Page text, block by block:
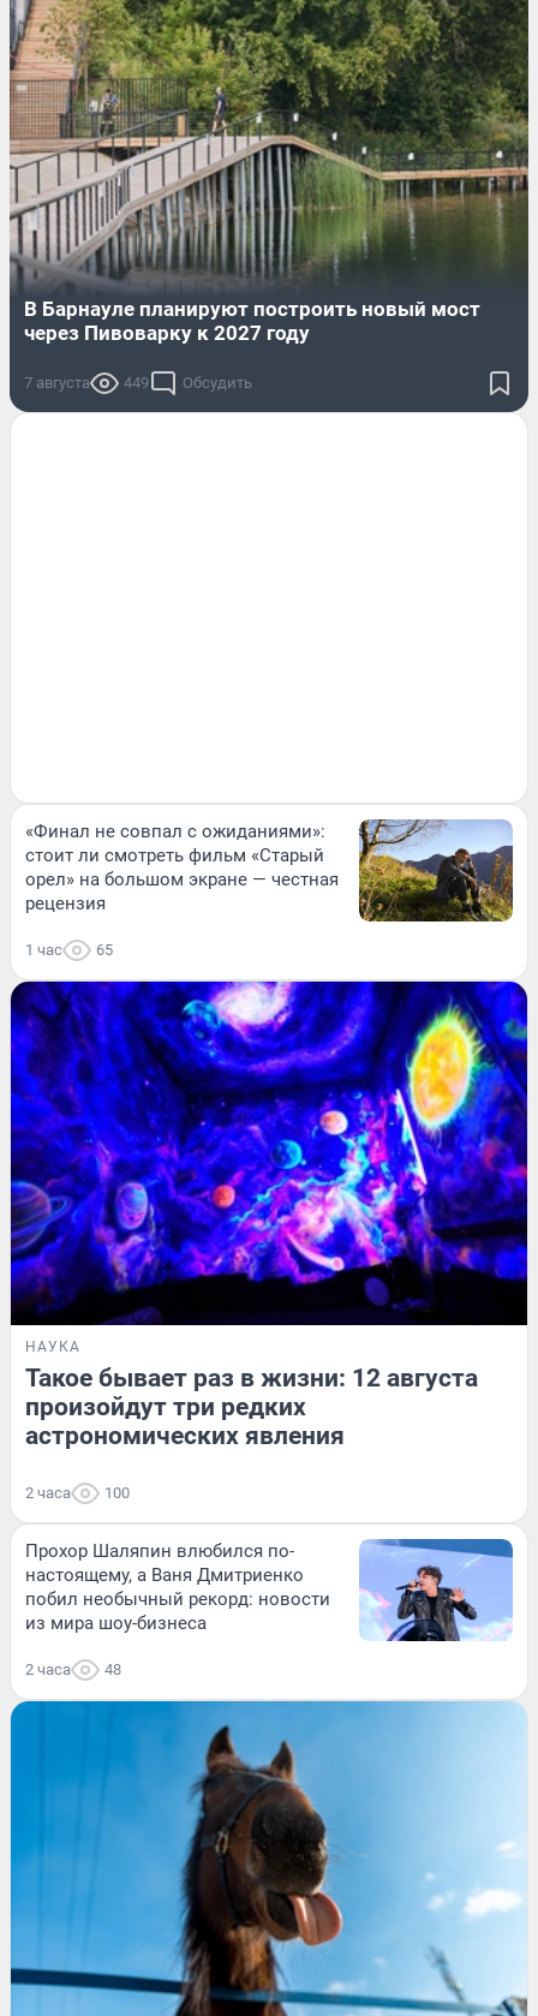
В Барнауле планируют построить новый мост
через Пивоварку к 2027 году
7 августа 449 Обсудить
«Финал не совпал с ожиданиями»:
стоит ли смотреть фильм «Старый
орел» на большом экране — честная
рецензия
1 час 65
НАУКА
Такое бывает раз в жизни: 12 августа
произойдут три редких
астрономических явления
2 часа 100
Прохор Шаляпин влюбился по-
настоящему, а Ваня Дмитриенко
побил необычный рекорд: новости
из мира шоу-бизнеса
2 часа 48